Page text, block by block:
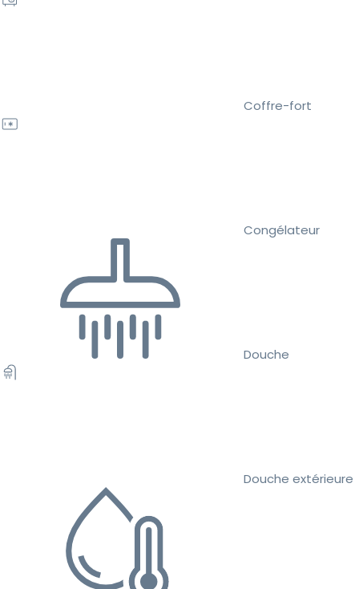
Coffre-fort
Congélateur
Douche
Douche extérieure